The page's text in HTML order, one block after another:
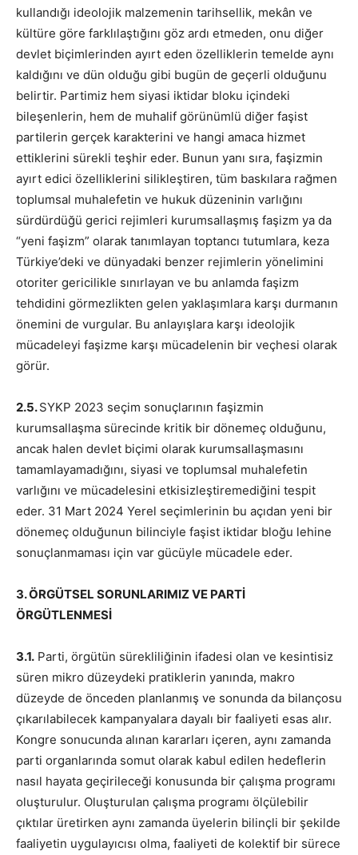
kullandığı ideolojik malzemenin tarihsellik, mekân ve
kültüre göre farklılaştığını göz ardı etmeden, onu diğer
devlet biçimlerinden ayırt eden özelliklerin temelde aynı
kaldığını ve dün olduğu gibi bugün de geçerli olduğunu
belirtir. Partimiz hem siyasi iktidar bloku içindeki
bileşenlerin, hem de muhalif görünümlü diğer faşist
partilerin gerçek karakterini ve hangi amaca hizmet
ettiklerini sürekli teşhir eder. Bunun yanı sıra, faşizmin
ayırt edici özelliklerini silikleştiren, tüm baskılara rağmen
toplumsal muhalefetin ve hukuk düzeninin varlığını
sürdürdüğü gerici rejimleri kurumsallaşmış faşizm ya da
“yeni faşizm” olarak tanımlayan toptancı tutumlara, keza
Türkiye’deki ve dünyadaki benzer rejimlerin yönelimini
otoriter gericilikle sınırlayan ve bu anlamda faşizm
tehdidini görmezlikten gelen yaklaşımlara karşı durmanın
önemini de vurgular. Bu anlayışlara karşı ideolojik
mücadeleyi faşizme karşı mücadelenin bir veçhesi olarak
görür.
2.5.SYKP 2023 seçim sonuçlarının faşizmin
kurumsallaşma sürecinde kritik bir dönemeç olduğunu,
ancak halen devlet biçimi olarak kurumsallaşmasını
tamamlayamadığını, siyasi ve toplumsal muhalefetin
varlığını ve mücadelesini etkisizleştiremediğini tespit
eder. 31 Mart 2024 Yerel seçimlerinin bu açıdan yeni bir
dönemeç olduğunun bilinciyle faşist iktidar bloğu lehine
sonuçlanmaması için var gücüyle mücadele eder.
3. ÖRGÜTSEL SORUNLARIMIZ VE PARTİ
ÖRGÜTLENMESİ
3.1. Parti, örgütün sürekliliğinin ifadesi olan ve kesintisiz
süren mikro düzeydeki pratiklerin yanında, makro
düzeyde de önceden planlanmış ve sonunda da bilançosu
çıkarılabilecek kampanyalara dayalı bir faaliyeti esas alır.
Kongre sonucunda alınan kararları içeren, aynı zamanda
parti organlarında somut olarak kabul edilen hedeflerin
nasıl hayata geçirileceği konusunda bir çalışma programı
oluşturulur. Oluşturulan çalışma programı ölçülebilir
çıktılar üretirken aynı zamanda üyelerin bilinçli bir şekilde
faaliyetin uygulayıcısı olma, faaliyeti de kolektif bir sürece